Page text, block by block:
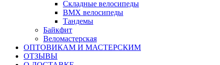
Складные велосипеды
BMX велосипеды
Тандемы
Байкфит
Веломастерская
ОПТОВИКАМ И МАСТЕРСКИМ
ОТЗЫВЫ